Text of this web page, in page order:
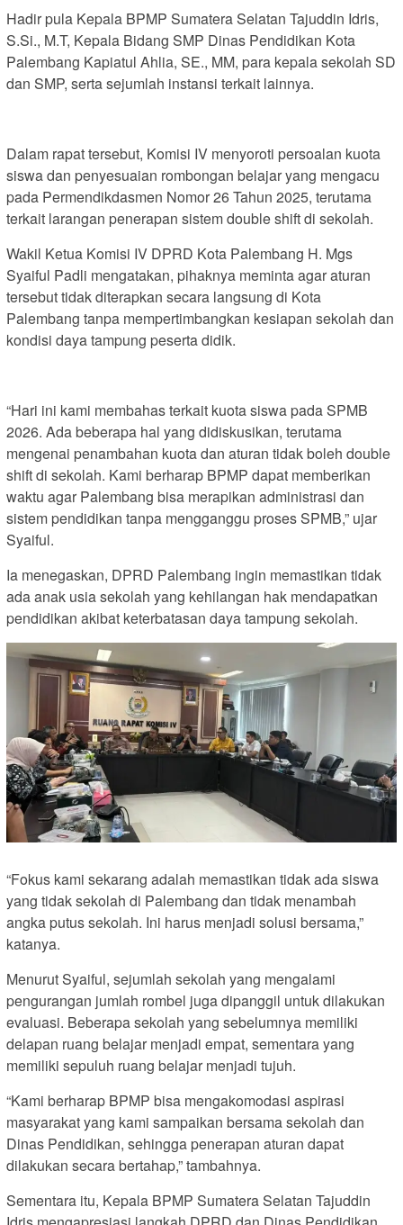
Hadir pula Kepala BPMP Sumatera Selatan Tajuddin Idris,
S.Si., M.T, Kepala Bidang SMP Dinas Pendidikan Kota
Palembang Kapiatul Ahlia, SE., MM, para kepala sekolah SD
dan SMP, serta sejumlah instansi terkait lainnya.
Dalam rapat tersebut, Komisi IV menyoroti persoalan kuota
siswa dan penyesuaian rombongan belajar yang mengacu
pada Permendikdasmen Nomor 26 Tahun 2025, terutama
terkait larangan penerapan sistem double shift di sekolah.
Wakil Ketua Komisi IV DPRD Kota Palembang H. Mgs
Syaiful Padli mengatakan, pihaknya meminta agar aturan
tersebut tidak diterapkan secara langsung di Kota
Palembang tanpa mempertimbangkan kesiapan sekolah dan
kondisi daya tampung peserta didik.
“Hari ini kami membahas terkait kuota siswa pada SPMB
2026. Ada beberapa hal yang didiskusikan, terutama
mengenai penambahan kuota dan aturan tidak boleh double
shift di sekolah. Kami berharap BPMP dapat memberikan
waktu agar Palembang bisa merapikan administrasi dan
sistem pendidikan tanpa mengganggu proses SPMB,” ujar
Syaiful.
Ia menegaskan, DPRD Palembang ingin memastikan tidak
ada anak usia sekolah yang kehilangan hak mendapatkan
pendidikan akibat keterbatasan daya tampung sekolah.
“Fokus kami sekarang adalah memastikan tidak ada siswa
yang tidak sekolah di Palembang dan tidak menambah
angka putus sekolah. Ini harus menjadi solusi bersama,”
katanya.
Menurut Syaiful, sejumlah sekolah yang mengalami
pengurangan jumlah rombel juga dipanggil untuk dilakukan
evaluasi. Beberapa sekolah yang sebelumnya memiliki
delapan ruang belajar menjadi empat, sementara yang
memiliki sepuluh ruang belajar menjadi tujuh.
“Kami berharap BPMP bisa mengakomodasi aspirasi
masyarakat yang kami sampaikan bersama sekolah dan
Dinas Pendidikan, sehingga penerapan aturan dapat
dilakukan secara bertahap,” tambahnya.
Sementara itu, Kepala BPMP Sumatera Selatan Tajuddin